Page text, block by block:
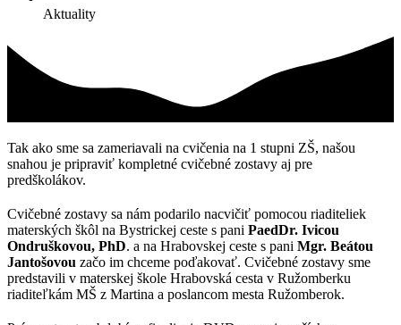
Aktuality
Tak ako sme sa zameriavali na cvičenia na 1 stupni ZŠ, našou
snahou je pripraviť kompletné cvičebné zostavy aj pre
predškolákov.
Cvičebné zostavy sa nám podarilo nacvičiť pomocou riaditeliek
materských škôl na Bystrickej ceste s pani PaedDr. Ivicou
Ondruškovou, PhD. a na Hrabovskej ceste s pani Mgr. Beátou
Jantošovou začo im chceme poďakovať. Cvičebné zostavy sme
predstavili v materskej škole Hrabovská cesta v Ružomberku
riaditeľkám MŠ z Martina a poslancom mesta Ružomberok.